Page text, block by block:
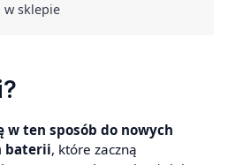
w sklepie
w ten sposób do nowych
baterii, które zaczną